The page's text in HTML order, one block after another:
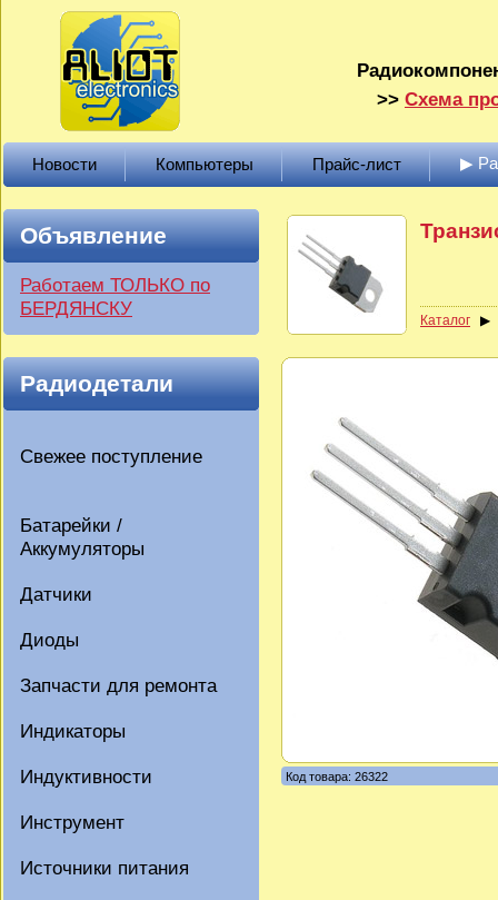
>> Схема
Новости Компьютеры Прайс-лист ▶
Объявление
Работаем ТОЛЬКО по
БЕРДЯНСКУ
Радиодетали
Свежее поступление
Батарейки /
Аккумуляторы
Датчики
Диоды
Запчасти для ремонта
Индикаторы
Индуктивности
Инструмент
Источники питания
Каталог
Код товара: 26322